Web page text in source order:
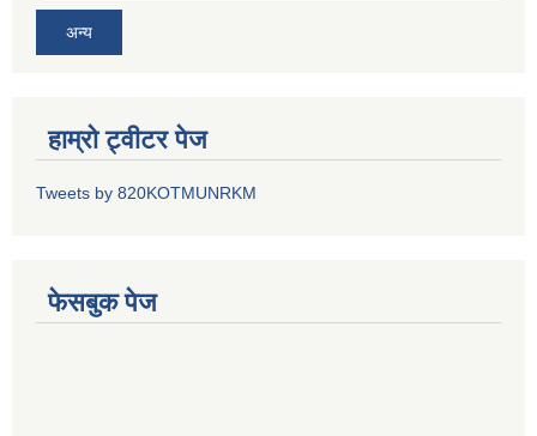
अन्य
हाम्रो ट्वीटर पेज
Tweets by 820KOTMUNRKM
फेसबुक पेज